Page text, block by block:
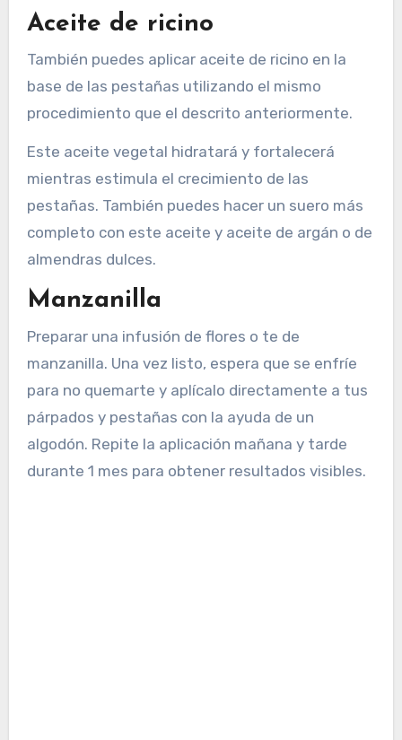
Aceite de ricino
También puedes aplicar aceite de ricino en la
base de las pestañas utilizando el mismo
procedimiento que el descrito anteriormente.
Este aceite vegetal hidratará y fortalecerá
mientras estimula el crecimiento de las
pestañas. También puedes hacer un suero más
completo con este aceite y aceite de argán o de
almendras dulces.
Manzanilla
Preparar una infusión de flores o te de
manzanilla. Una vez listo, espera que se enfríe
para no quemarte y aplícalo directamente a tus
párpados y pestañas con la ayuda de un
algodón. Repite la aplicación mañana y tarde
durante 1 mes para obtener resultados visibles.